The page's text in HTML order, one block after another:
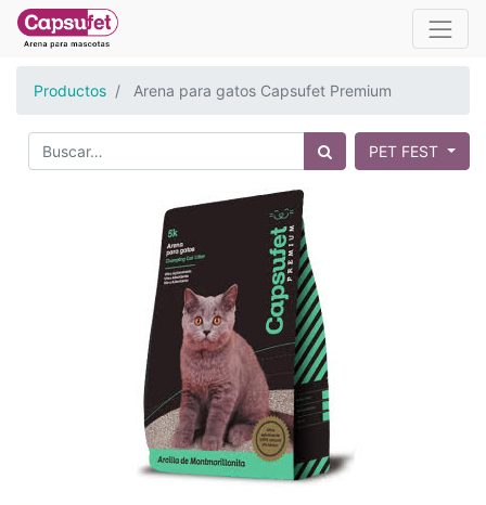
Productos Arena para gatos Capsufet Premium
PET FEST